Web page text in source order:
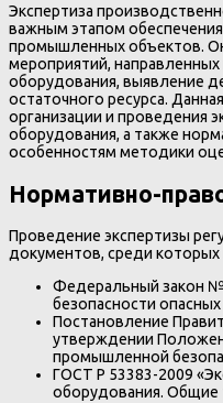
Экспертиза
важным этапом
промышленных объектов.
мероприятий, направленных
оборудования, выявление
остаточного ресурса.
организации и проведения
оборудования, а также
особенностям методики
Нормативно-
Проведение экспертизы
документов, среди
Федеральный закон
безопасности
Постановление
утверждении
промышленной
ГОСТ Р 53383-2009
оборудования. Общие